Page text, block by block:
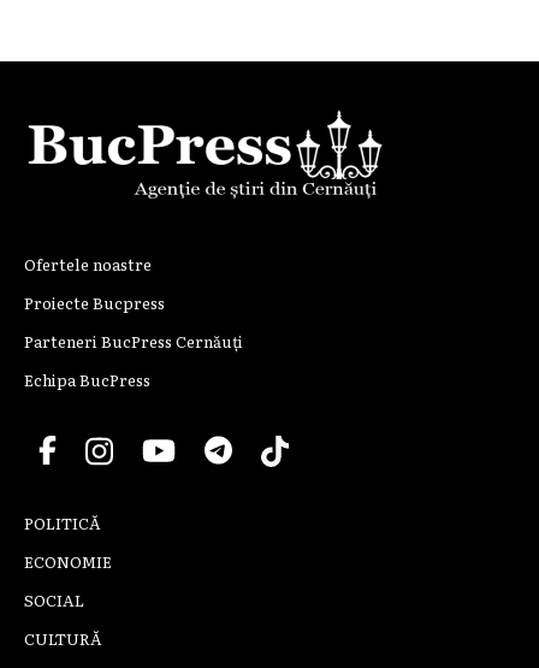
Ofertele noastre
Proiecte Bucpress
Parteneri BucPress Cernăuți
Echipa BucPress
POLITICĂ
ECONOMIE
SOCIAL
CULTURĂ